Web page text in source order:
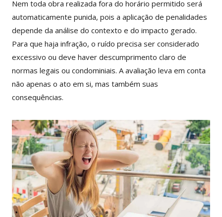
Nem toda obra realizada fora do horário permitido será
automaticamente punida, pois a aplicação de penalidades
depende da análise do contexto e do impacto gerado.
Para que haja infração, o ruído precisa ser considerado
excessivo ou deve haver descumprimento claro de
normas legais ou condominiais. A avaliação leva em conta
não apenas o ato em si, mas também suas
consequências.